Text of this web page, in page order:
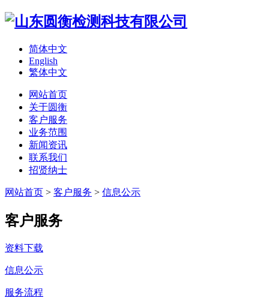
简体中文
English
繁体中文
网站首页
关于圆衡
客户服务
业务范围
新闻资讯
联系我们
招贤纳士
网站首页 > 客户服务 > 信息公示
客户服务
资料下载
信息公示
服务流程